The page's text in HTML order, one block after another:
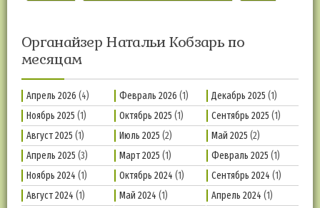
Органайзер Натальи Кобзарь по
месяцам
Апрель 2026 (4) Февраль 2026 (1) Декабрь 2025 (1)
Ноябрь 2025 (1) Октябрь 2025 (1) Сентябрь 2025 (1)
Август 2025 (1) Июль 2025 (2) Май 2025 (2)
Апрель 2025 (3) Март 2025 (1) Февраль 2025 (1)
Ноябрь 2024 (1) Октябрь 2024 (1) Сентябрь 2024 (1)
Август 2024 (1) Май 2024 (1) Апрель 2024 (1)